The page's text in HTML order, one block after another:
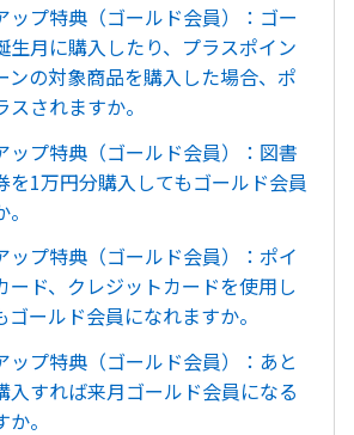
ップ特典（ゴールド会員）：ゴー
生月に購入したり、プラスポイン
ンの対象商品を購入した場合、ポ
されますか。
ップ特典（ゴールド会員）：図書
を1万円分購入してもゴールド会員
ップ特典（ゴールド会員）：ポイ
ード、クレジットカードを使用し
ゴールド会員になれますか。
ップ特典（ゴールド会員）：あと
入すれば来月ゴールド会員になる
。